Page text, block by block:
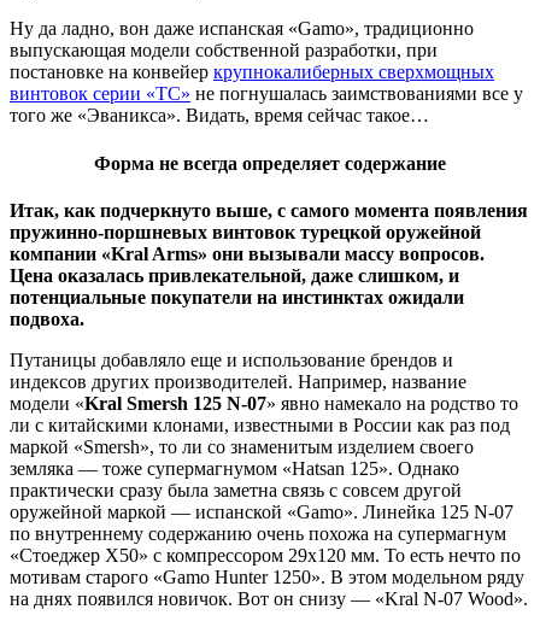
Ну да ладно, вон даже испанская «Gamo», традиционно
выпускающая модели собственной разработки, при
постановке на конвейер крупнокалиберных сверхмощных
винтовок серии «TC» не погнушалась заимствованиями все у
того же «Эваникса». Видать, время сейчас такое…
Форма не всегда определяет содержание
Итак, как подчеркнуто выше, с самого момента появления
пружинно-поршневых винтовок турецкой оружейной
компании «Kral Arms» они вызывали массу вопросов.
Цена оказалась привлекательной, даже слишком, и
потенциальные покупатели на инстинктах ожидали
подвоха.
Путаницы добавляло еще и использование брендов и
индексов других производителей. Например, название
модели «Kral Smersh 125 N-07» явно намекало на родство то
ли с китайскими клонами, известными в России как раз под
маркой «Smersh», то ли со знаменитым изделием своего
земляка — тоже супермагнумом «Hatsan 125». Однако
практически сразу была заметна связь с совсем другой
оружейной маркой — испанской «Gamo». Линейка 125 N-07
по внутреннему содержанию очень похожа на супермагнум
«Стоеджер Х50» с компрессором 29х120 мм. То есть нечто по
мотивам старого «Gamo Hunter 1250». В этом модельном ряду
на днях появился новичок. Вот он снизу — «Kral N-07 Wood».